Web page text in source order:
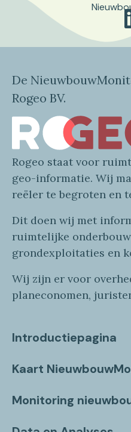
De
Rogeo BV.
Rogeo staat voor
geo-informatie. Wij
reëler te begroten en
Dit doen wij met
ruimtelijke
grondexploitaties en
Wij zijn er voor
planeconomen,
Introductiepagina
Kaart
Monitoring